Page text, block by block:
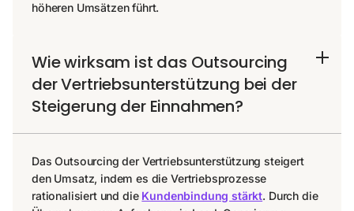
höheren Umsätzen führt.
Wie wirksam ist das Outsourcing
der Vertriebsunterstützung bei der
Steigerung der Einnahmen?
Das Outsourcing der Vertriebsunterstützung steigert
den Umsatz, indem es die Vertriebsprozesse
rationalisiert und die Kundenbindung stärkt. Durch die